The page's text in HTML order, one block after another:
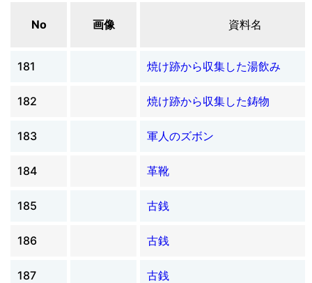
No 画像 資料名
181 焼け跡から収集した湯飲み
182 焼け跡から収集した鋳物
183 軍人のズボン
184 革靴
185 古銭
186 古銭
187 古銭